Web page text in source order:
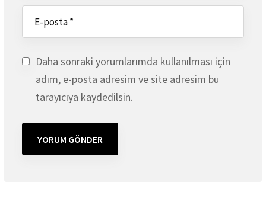
Daha sonraki yorumlarımda kullanılması için
adım, e-posta adresim ve site adresim bu
tarayıcıya kaydedilsin.